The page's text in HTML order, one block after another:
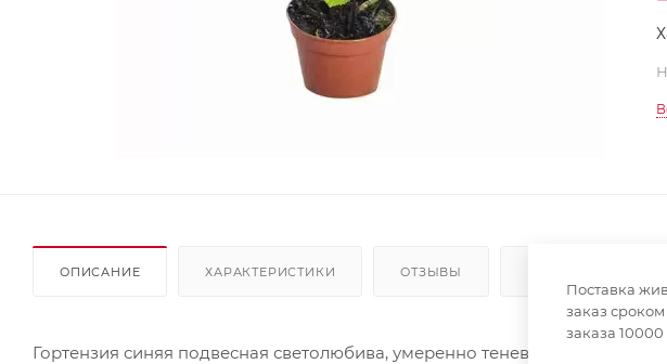
ОПИСАНИЕ ХАРАКТЕРИСТИКИ ОТЗЫВЫ
Гортензия синяя подвесная светолюбива, умеренно теневынослива.
Поставка
заказ
заказа 10000